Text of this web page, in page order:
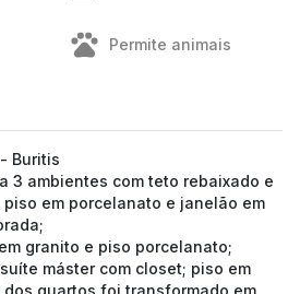
Permite animais
Buritis
3 ambientes com teto rebaixado e
em porcelanato e janelão em
granito e piso porcelanato;
máster com closet; piso em
quartos foi transformado em